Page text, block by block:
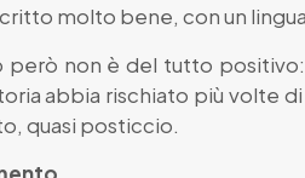
molto bene, con un
però non è del tutto
abbia rischiato più volte
quasi posticcio.